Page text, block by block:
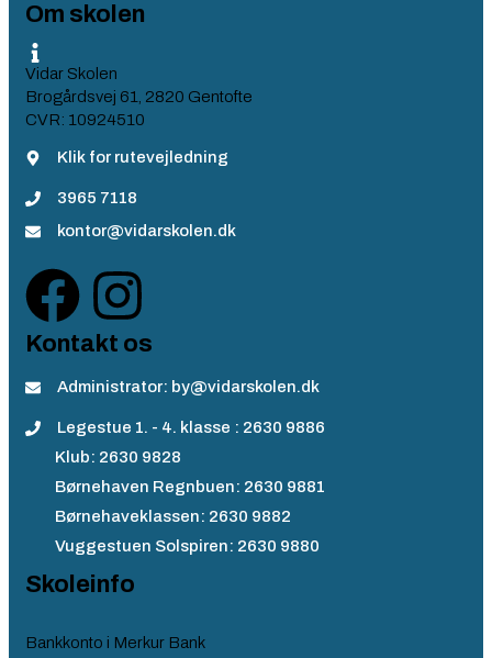
Om skolen
Vidar Skolen
Brogårdsvej 61, 2820 Gentofte
CVR: 10924510
Klik for rutevejledning
3965 7118
kontor@vidarskolen.dk
Kontakt os
Administrator: by@vidarskolen.dk
Legestue 1. - 4. klasse : 2630 9886
Klub: 2630 9828
Børnehaven Regnbuen: 2630 9881
Børnehaveklassen: 2630 9882
Vuggestuen Solspiren: 2630 9880
Skoleinfo
Bankkonto i Merkur Bank